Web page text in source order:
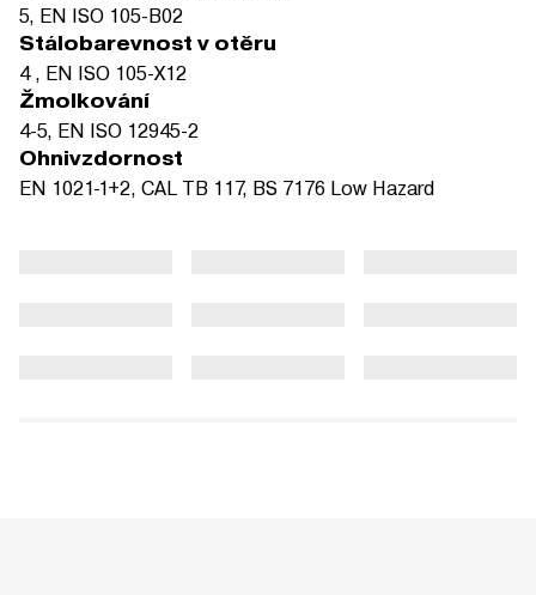
5, EN ISO 105-B02
Stálobarevnost v otěru
4 , EN ISO 105-X12
Žmolkování
4-5, EN ISO 12945-2
Ohnivzdornost
EN 1021-1+2, CAL TB 117, BS 7176 Low Hazard